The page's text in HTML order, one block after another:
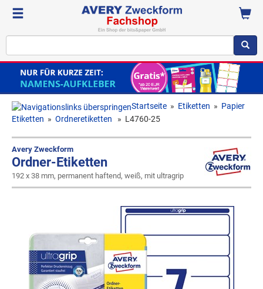
Startseite » Etiketten » Papier
Etiketten » Ordneretiketten » L4760-25
Avery Zweckform
Ordner-Etiketten
192 x 38 mm, permanent haftend, weiß, mit ultragrip